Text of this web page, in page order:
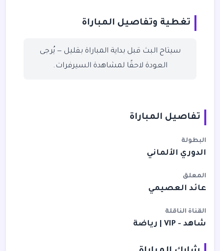
تغطية وتفاصيل المباراة
سيتاح البث قبل بداية المباراة بقليل — يُرجى
العودة لاحقًا لمشاهدة السيرفرات.
تفاصيل المباراة
البطولة
الدوري الألماني
المعلق
عائد العصيمي
القناة الناقلة
شاهد - VIP | رياضة